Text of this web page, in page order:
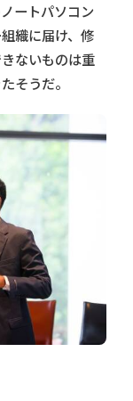
ートパソコン
織に届け、修
ないものは重
そうだ。